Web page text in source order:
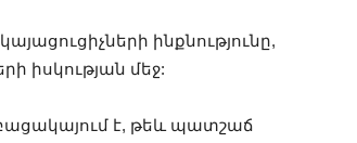
ինքնությունը,
իսկության մեջ:
է, թեև պատշաճ